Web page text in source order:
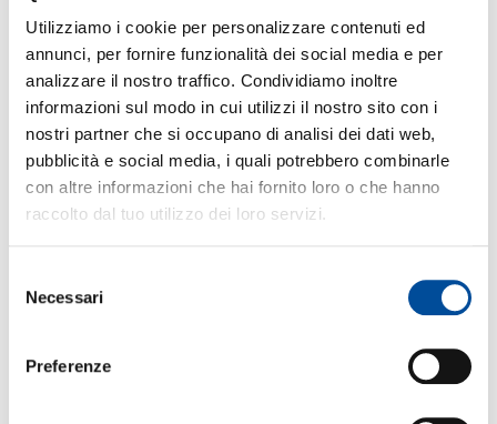
Utilizziamo i cookie per personalizzare contenuti ed
annunci, per fornire funzionalità dei social media e per
analizzare il nostro traffico. Condividiamo inoltre
informazioni sul modo in cui utilizzi il nostro sito con i
nostri partner che si occupano di analisi dei dati web,
pubblicità e social media, i quali potrebbero combinarle
con altre informazioni che hai fornito loro o che hanno
raccolto dal tuo utilizzo dei loro servizi.
delNecessari
Preferenze